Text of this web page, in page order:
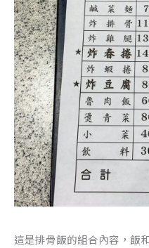
這是排骨飯的組合內容，飯